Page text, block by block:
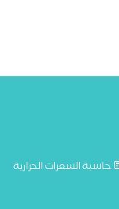
حاسبة السعرات الحرارية